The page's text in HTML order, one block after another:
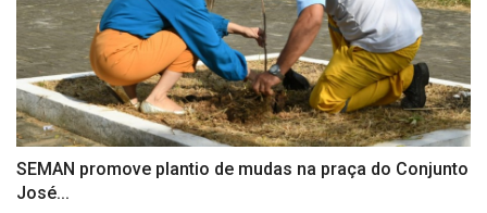
SEMAN promove plantio de mudas na praça do Conjunto
José...